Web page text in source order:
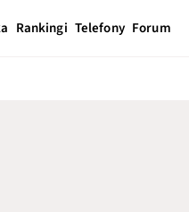
Rankingi Telefony Forum